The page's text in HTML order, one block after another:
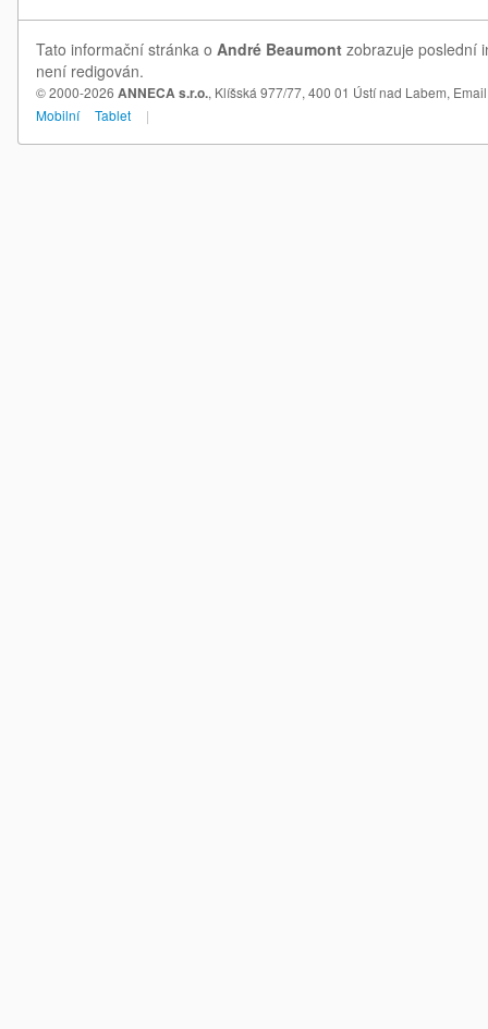
Tato informační stránka o André Beaumont zobrazuje poslední
není redigován.
© 2000-2026 ANNECA s.r.o., Klíšská 977/77, 400 01 Ústí nad Labem,
Mobilní
Tablet |